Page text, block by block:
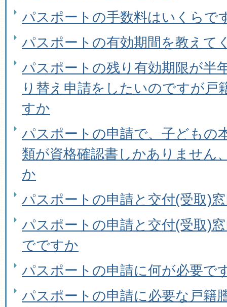
パスポートの手数料はいくらで
パスポートの有効期間を教えて
パスポートの残り有効期限が半
り替え申請をしたいのですが戸
すか
パスポートの申請で、子どもの
類が資格確認書しかありません
か
パスポートの申請と交付(受取)
パスポートの申請と交付(受取)
でですか
パスポートの申請に何が必要で
パスポートの申請に必要な戸籍